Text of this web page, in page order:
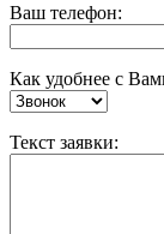
Ваш телефон:
Как удобнее с
Текст заявки: